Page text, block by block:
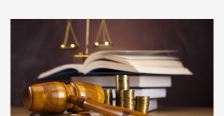
finques